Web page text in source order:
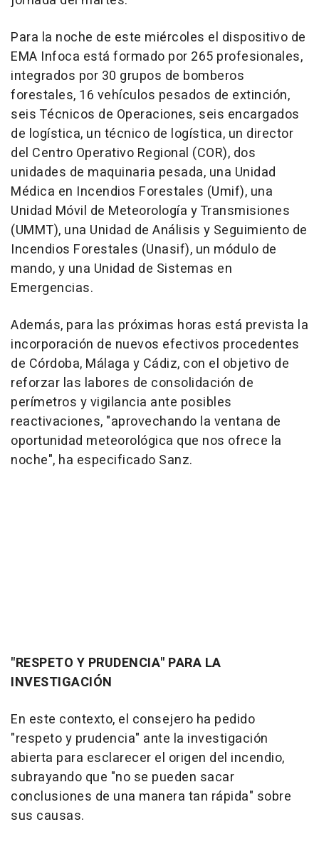
Para la noche de este miércoles el dispositivo de
EMA Infoca está formado por 265 profesionales,
integrados por 30 grupos de bomberos
forestales, 16 vehículos pesados de extinción,
seis Técnicos de Operaciones, seis encargados
de logística, un técnico de logística, un director
del Centro Operativo Regional (COR), dos
unidades de maquinaria pesada, una Unidad
Médica en Incendios Forestales (Umif), una
Unidad Móvil de Meteorología y Transmisiones
(UMMT), una Unidad de Análisis y Seguimiento de
Incendios Forestales (Unasif), un módulo de
mando, y una Unidad de Sistemas en
Emergencias.
Además, para las próximas horas está prevista la
incorporación de nuevos efectivos procedentes
de Córdoba, Málaga y Cádiz, con el objetivo de
reforzar las labores de consolidación de
perímetros y vigilancia ante posibles
reactivaciones, "aprovechando la ventana de
oportunidad meteorológica que nos ofrece la
noche", ha especificado Sanz.
"RESPETO Y PRUDENCIA" PARA LA
INVESTIGACIÓN
En este contexto, el consejero ha pedido
"respeto y prudencia" ante la investigación
abierta para esclarecer el origen del incendio,
subrayando que "no se pueden sacar
conclusiones de una manera tan rápida" sobre
sus causas.